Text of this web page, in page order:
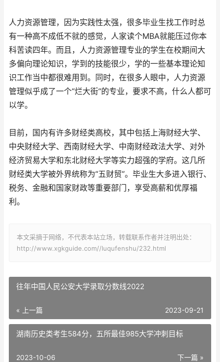
人力资源管理，因为实践性太强，很多毕业生找工作时总
有一种高不成低不就的感觉，人家读个MBA就能压过你本
科苦读四年。而且，人力资源管理专业的学生在校期间大
多偏向理论知识，学到的技能很少，学的一些基本理论知
识工作当中都很难用到。同时，在很多人眼中，人力资源
管理似乎成了一个“烂大街“的专业，要求不高，什么人都可
以学。
目前，国内有许多财经类高校，其中包括上海财经大学、
中央财经大学、西南财经大学、中南财经政法大学、对外
经济贸易大学和东北财经大学等实力超强的学府。这几所
财经类大学被外界统称为“五财贸”。毕业生大多进入银行、
税务、金融和国家财政等重要部门，享受高薪和优厚福
利。
本文采摘于网络，不代表本站立场，转载联系作者并注明出处：
http://www.xgkguide.com//luqufenshu/232.html
往年中国人民公安大学录取分数线2022
« 上一篇 2023-09-21
湖南历史类考生584分，五所最佳985大学冲刺目标
下一篇 »
2023-10-06